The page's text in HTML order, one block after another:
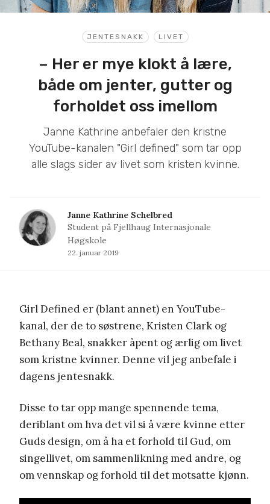
JENTESNAKK LIVET
– Her er mye klokt å lære,
både om jenter, gutter og
forholdet oss imellom
Janne Kathrine anbefaler den kristne
YouTube-kanalen "Girl defined" som tar opp
alle slags sider av livet som kristen kvinne.
Janne Kathrine Schelbred
Student på Fjellhaug Internasjonale
Høgskole
22. januar 2019
Girl Defined er (blant annet) en YouTube-
kanal, der de to søstrene, Kristen Clark og
Bethany Beal, snakker åpent og ærlig om livet
som kristne kvinner. Denne vil jeg anbefale i
dagens jentesnakk.
Disse to tar opp mange spennende tema,
deriblant om hva det vil si å være kvinne etter
Guds design, om å ha et forhold til Gud, om
singellivet, om sammenlikning med andre, og
om vennskap og forhold til det motsatte kjønn.